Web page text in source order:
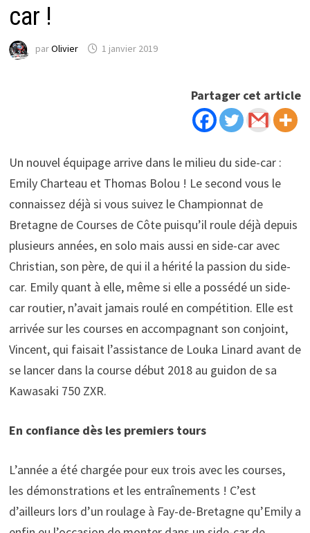
car !
parOlivier 1 janvier 2019
Partager cet article
Un nouvel équipage arrive dans le milieu du side-car :
Emily Charteau et Thomas Bolou ! Le second vous le
connaissez déjà si vous suivez le Championnat de
Bretagne de Courses de Côte puisqu’il roule déjà depuis
plusieurs années, en solo mais aussi en side-car avec
Christian, son père, de qui il a hérité la passion du side-
car. Emily quant à elle, même si elle a possédé un side-
car routier, n’avait jamais roulé en compétition. Elle est
arrivée sur les courses en accompagnant son conjoint,
Vincent, qui faisait l’assistance de Louka Linard avant de
se lancer dans la course début 2018 au guidon de sa
Kawasaki 750 ZXR.
En confiance dès les premiers tours
L’année a été chargée pour eux trois avec les courses,
les démonstrations et les entraînements ! C’est
d’ailleurs lors d’un roulage à Fay-de-Bretagne qu’Emily a